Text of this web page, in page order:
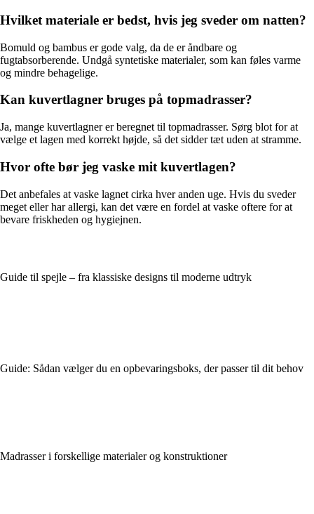
Hvilket materiale er bedst, hvis jeg sveder om natten?
Bomuld og bambus er gode valg, da de er åndbare og
fugtabsorberende. Undgå syntetiske materialer, som kan føles varme
og mindre behagelige.
Kan kuvertlagner bruges på topmadrasser?
Ja, mange kuvertlagner er beregnet til topmadrasser. Sørg blot for at
vælge et lagen med korrekt højde, så det sidder tæt uden at stramme.
Hvor ofte bør jeg vaske mit kuvertlagen?
Det anbefales at vaske lagnet cirka hver anden uge. Hvis du sveder
meget eller har allergi, kan det være en fordel at vaske oftere for at
bevare friskheden og hygiejnen.
Guide til spejle – fra klassiske designs til moderne udtryk
Guide: Sådan vælger du en opbevaringsboks, der passer til dit behov
Madrasser i forskellige materialer og konstruktioner